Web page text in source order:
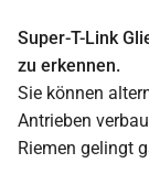
Super-T-Link
zu erkennen.
Sie können
Antrieben
Riemen gelingt